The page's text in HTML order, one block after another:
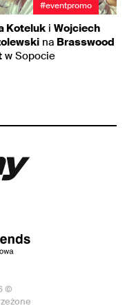
#eventpromo
Koteluk i Wojciech
na Brasswood
w Sopocie
©